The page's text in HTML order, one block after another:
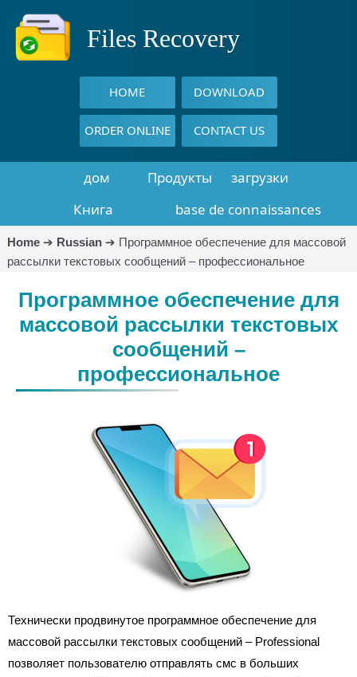
Files Recovery
HOME DOWNLOAD
ORDER ONLINE CONTACT US
дом Продукты
загрузки
Книга
восстановления
base de connaissances
Home➔ Russian➔ Программное обеспечение для массовой
рассылки текстовых сообщений – профессиональное
Программное обеспечение для
массовой рассылки текстовых
сообщений –
профессиональное
Технически продвинутое программное обеспечение для
массовой рассылки текстовых сообщений – Professional
позволяет пользователю отправлять смс в больших